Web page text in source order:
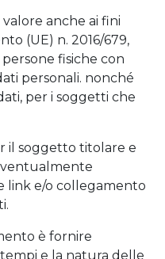
anche ai fini
(UE) n. 2016/679,
fisiche con
personali. nonché
per i soggetti che
il soggetto titolare e
link e/o collegamento
è fornire
e la natura delle